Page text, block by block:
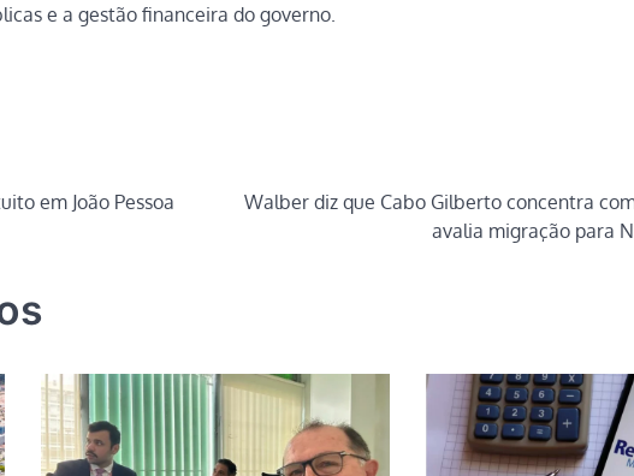
e a gestão financeira do governo.
em João Pessoa
Walber diz que Cabo Gilberto concentra
avalia migração para